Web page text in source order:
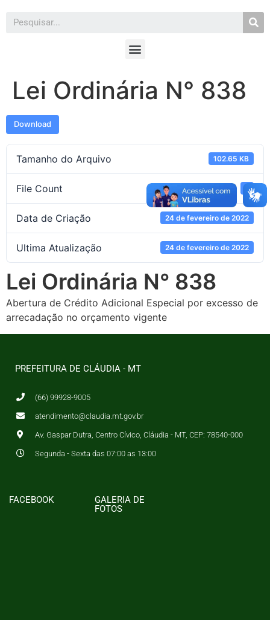
Lei Ordinária N° 838
Download
Tamanho do Arquivo 102.65 KB
File Count 1
Data de Criação 24 de fevereiro de 2022
Ultima Atualização 24 de fevereiro de 2022
Lei Ordinária N° 838
Abertura de Crédito Adicional Especial por excesso de
arrecadação no orçamento vigente
PREFEITURA DE CLÁUDIA - MT
(66) 99928-9005
atendimento@claudia.mt.gov.br
Av. Gaspar Dutra, Centro Cívico, Cláudia - MT, CEP: 78540-000
Segunda - Sexta das 07:00 as 13:00
FACEBOOK
GALERIA DE
FOTOS